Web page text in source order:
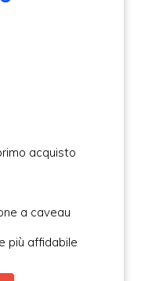
acquisto
a caveau
più affidabile